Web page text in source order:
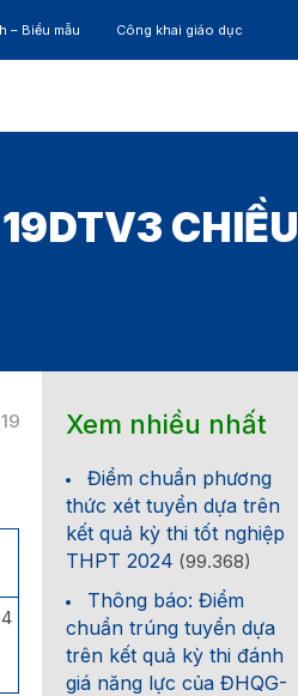
– Biểu mẫu Công khai giáo dục
CHIỀU
4
Xem nhiều nhất
Điểm chuẩn phương
thức xét tuyển dựa trên
kết quả kỳ thi tốt nghiệp
THPT 2024 (99.368)
Thông báo: Điểm
chuẩn trúng tuyển dựa
trên kết quả kỳ thi đánh
giá năng lực của ĐHQG-